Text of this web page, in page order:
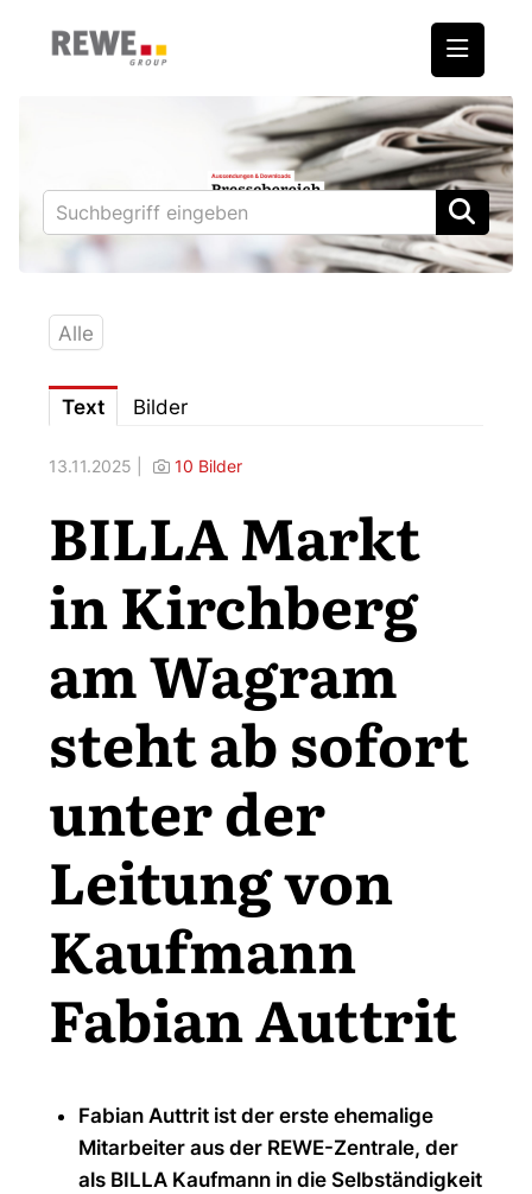
REWE International AG
BILLA
PENNY
BIPA
Downloads
Fotos – Vorstand
Kontakt
Alle
Text Bilder
13.11.2025 | 10 Bilder
BILLA Markt
in Kirchberg
am Wagram
steht ab sofort
unter der
Leitung von
Kaufmann
Fabian Auttrit
Fabian Auttrit ist der erste ehemalige
Mitarbeiter aus der REWE-Zentrale, der
als BILLA Kaufmann in die Selbständigkeit